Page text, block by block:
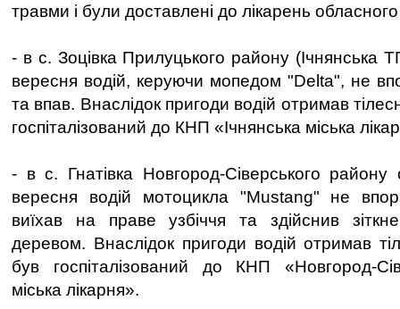
травми і були доставлені до лікарень
- в с. Зоцівка Прилуцького району (Ічнянська
вересня водій, керуючи мопедом "Delta", не
та впав. Внаслідок пригоди водій отримав
госпіталізований до КНП «Ічнянська міська
- в с. Гнатівка Новгород-Сіверського
вересня водій мотоцикла "Mustang" не
виїхав на праве узбіччя та здійснив
деревом. Внаслідок пригоди водій отримав
був госпіталізований до КНП «Новгород-
міська лікарня».